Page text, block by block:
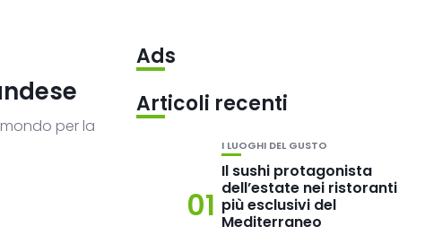
per la
Ads
Articoli recenti
01
I LUOGHI DEL GUSTO
Il sushi protagonista
dell’estate nei ristoranti
più esclusivi del
Mediterraneo